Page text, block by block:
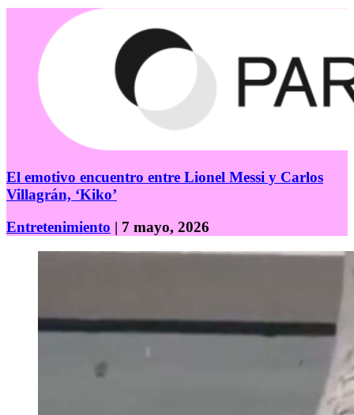
El emotivo encuentro entre Lionel Messi y Carlos
Villagrán, ‘Kiko’
Entretenimiento | 7 mayo, 2026